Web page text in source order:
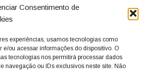
Consentimento de
experiências, usamos tecnologias como
e/ou acessar informações do dispositivo. O
tecnologias nos permitirá processar dados
navegação ou IDs exclusivos neste site. Não
já que naquela época só existiam
de 30 anos, o jornal continua
as melhores notícias. Nunca
necessidades do cidadão, sempre
públicos em busca de melhorias